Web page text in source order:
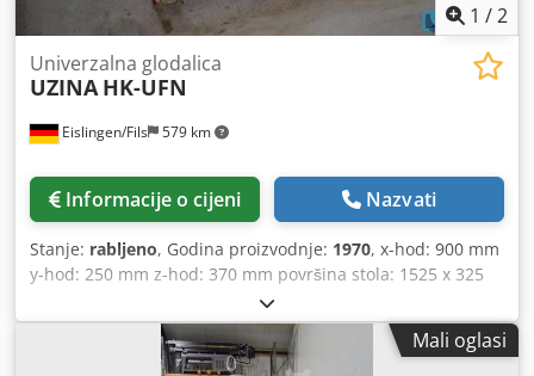
1 /2
Eislingen/Fils 579 km
Univerzalna glodalica
UZINA HK-UFN
Informacije o cijeni Nazvati
Stanje: rabljeno, Godina proizvodnje: 1970, x-hod: 900 mm
y-hod: 250 mm z-hod: 370 mm površina stola: 1525 x 325
mm ukupna potrebna snaga: 9,85 kW težina stroja ca. mL.1
t dimenzije stroja ca .: 2,0 x 2,5 x 1,7 m Cedpjcxxqrofx Am
Mali oglasi